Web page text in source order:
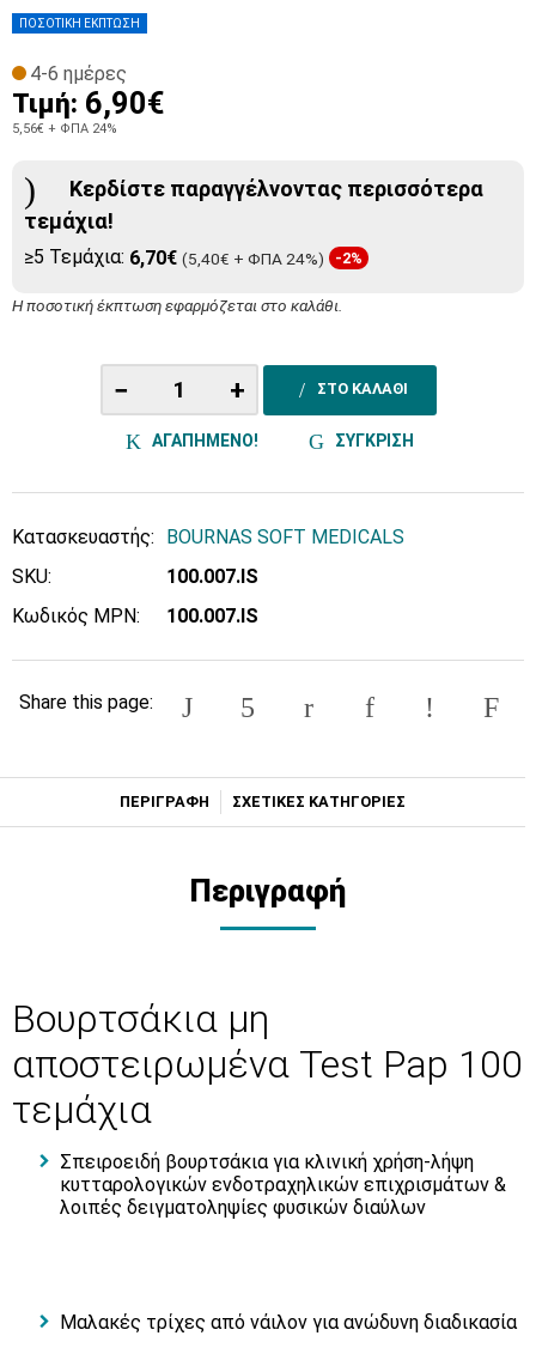
ΠΟΣΟΤΙΚΗ ΕΚΠΤΩΣΗ
4-6 ημέρες
Τιμή: 6,90€
5,56€ + ΦΠΑ 24%
Κερδίστε παραγγέλνοντας περισσότερα
τεμάχια!
≥5 Τεμάχια: 6,70€ (5,40€ + ΦΠΑ 24%) -2%
Η ποσοτική έκπτωση εφαρμόζεται στο καλάθι.
− + ΣΤΟ ΚΑΛΑΘΙ
ΑΓΑΠΗΜΕΝΟ! ΣΥΓΚΡΙΣΗ
Κατασκευαστής:
BOURNAS SOFT MEDICALS
SKU:
100.007.IS
Κωδικός MPN:
100.007.IS
Share this page:
ΠΕΡΙΓΡΑΦΗ ΣΧΕΤΙΚΕΣ ΚΑΤΗΓΟΡΙΕΣ
Περιγραφή
Βουρτσάκια μη
αποστειρωμένα Test Pap 100
τεμάχια
Σπειροειδή βουρτσάκια για κλινική χρήση-λήψη
κυτταρολογικών ενδοτραχηλικών επιχρισμάτων &
λοιπές δειγματοληψίες φυσικών διαύλων
Μαλακές τρίχες από νάιλον για ανώδυνη διαδικασία